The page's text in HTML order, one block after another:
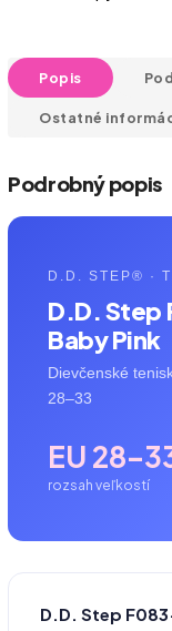
Popis
Ostatné
Podrobný popis
D.D. STEP® ·
D.D. Step
Baby Pink
Dievčenské
28–33
EU
rozsah veľkostí
D.D. Step